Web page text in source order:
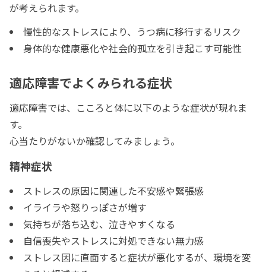
が考えられます。
慢性的なストレスにより、うつ病に移行するリスク
身体的な健康悪化や社会的孤立を引き起こす可能性
適応障害でよくみられる症状
適応障害では、こころと体に以下のような症状が現れま
す。
心当たりがないか確認してみましょう。
精神症状
ストレスの原因に関連した不安感や緊張感
イライラや怒りっぽさが増す
気持ちが落ち込む、泣きやすくなる
自信喪失やストレスに対処できない無力感
ストレス因に直面すると症状が悪化するが、環境を変